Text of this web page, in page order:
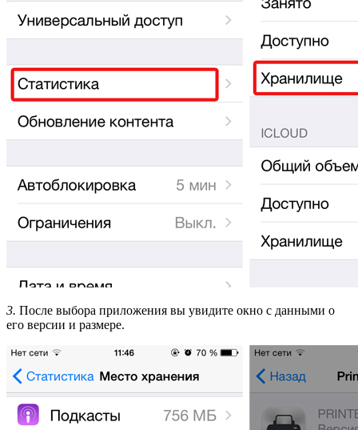
3. После выбора приложения вы увидите окно с данными о
его версии и размере.